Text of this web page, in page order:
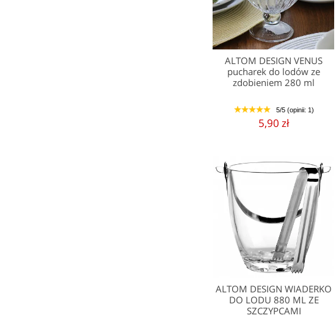
ALTOM DESIGN VENUS
pucharek do lodów ze
zdobieniem 280 ml
1 2 3 4 5 5/5 (opinii: 1)
5,90 zł
ALTOM DESIGN WIADERKO
DO LODU 880 ML ZE
SZCZYPCAMI